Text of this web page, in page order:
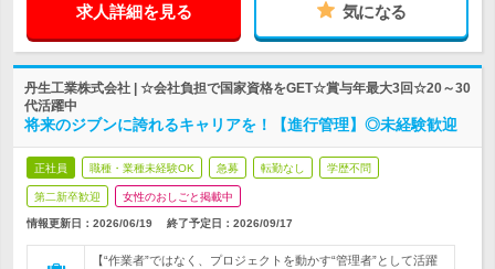
求人詳細を見る 気になる
丹生工業株式会社 | ☆会社負担で国家資格をGET☆賞与年最大3回☆20～30
代活躍中
将来のジブンに誇れるキャリアを！【進行管理】◎未経験歓迎
正社員 職種・業種未経験OK 急募 転勤なし 学歴不問
第二新卒歓迎 女性のおしごと掲載中
情報更新日：2026/06/19 終了予定日： 2026/09/17
【“作業者”ではなく、プロジェクトを動かす“管理者”として活躍